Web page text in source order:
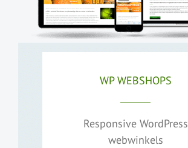
WP WEBSHOPS
Responsive WordPress
webwinkels